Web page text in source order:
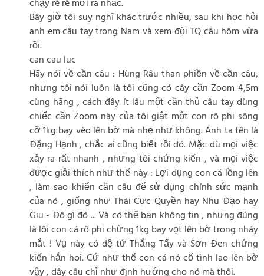
chạy rè rè mới ra nhấc.
Bây giờ tôi suy nghĩ khác trước nhiều, sau khi học hỏi
anh em câu tay trong Nam và xem đội TQ câu hôm vừa
rồi.
can cau luc
Hãy nói về cần câu : Hùng Râu than phiền về cần câu,
nhưng tôi nói luôn là tôi cũng có cây cần Zoom 4,5m
cùng hãng , cách đây ít lâu một cần thủ câu tay dùng
chiếc cần Zoom này của tôi giật một con rô phi sông
cỡ 1kg bay vèo lên bờ mà nhẹ như không. Anh ta tên là
Đặng Hạnh , chắc ai cũng biết rồi đó. Mặc dù mọi việc
xảy ra rất nhanh , nhưng tôi chứng kiến , và mọi việc
được giải thích như thế này : Lợi dụng con cá lồng lên
, làm sao khiển cần câu để sử dụng chính sức mạnh
của nó , giống như Thái Cực Quyền hay Nhu Đạo hay
Giu - Đô gì đó ... Và có thể bạn không tin , nhưng đúng
là lôi con cá rô phi chừng 1kg bay vọt lên bờ trong nháy
mắt ! Vụ này có đệ tử Thắng Tẩy và Sơn Đen chứng
kiến hẳn hoi. Cứ như thể con cá nó cố tình lao lên bờ
vậy , dây câu chỉ như định hướng cho nó mà thôi.